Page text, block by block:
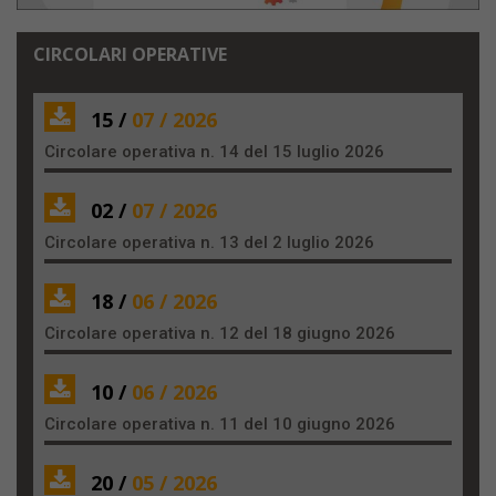
CIRCOLARI OPERATIVE
15 / 07 / 2026
Circolare operativa n. 14 del 15 luglio 2026
02 / 07 / 2026
Circolare operativa n. 13 del 2 luglio 2026
18 / 06 / 2026
Circolare operativa n. 12 del 18 giugno 2026
10 / 06 / 2026
Circolare operativa n. 11 del 10 giugno 2026
20 / 05 / 2026